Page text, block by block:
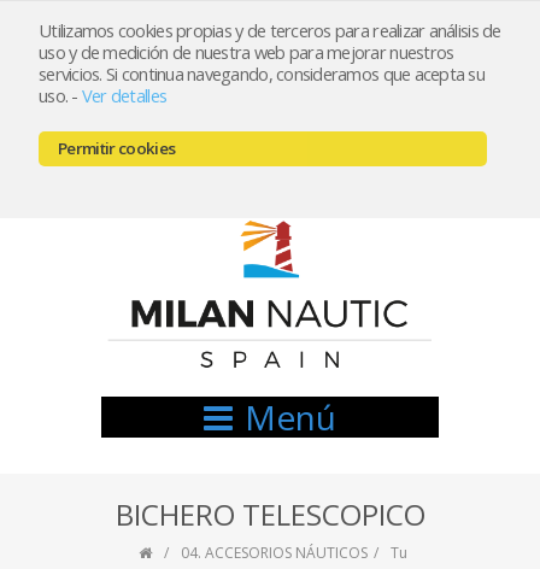
Utilizamos cookies propias y de terceros para realizar análisis de
uso y de medición de nuestra web para mejorar nuestros
servicios. Si continua navegando, consideramos que acepta su
uso. - Ver detalles
Permitir cookies
Registrarse Mi cuenta
666521122 // 654999333
Menú
BICHERO TELESCOPICO
04. ACCESORIOS NÁUTICOS
Tu